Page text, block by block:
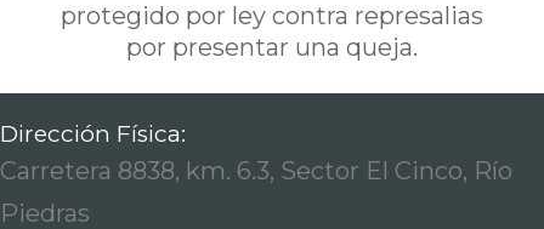
protegido por ley contra represalias
por presentar una queja.
Dirección Física:
Carretera 8838, km. 6.3, Sector El Cinco, Río
Piedras